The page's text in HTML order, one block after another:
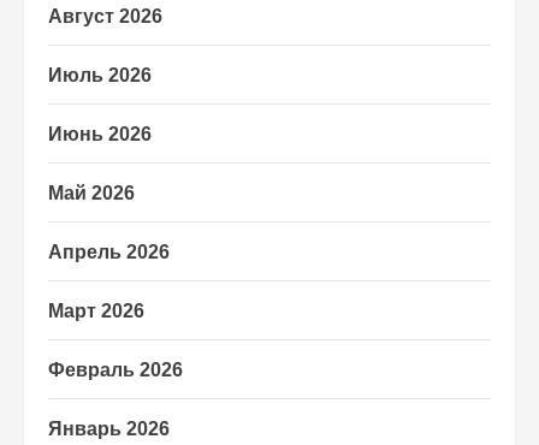
Август 2026
Июль 2026
Июнь 2026
Май 2026
Апрель 2026
Март 2026
Февраль 2026
Январь 2026